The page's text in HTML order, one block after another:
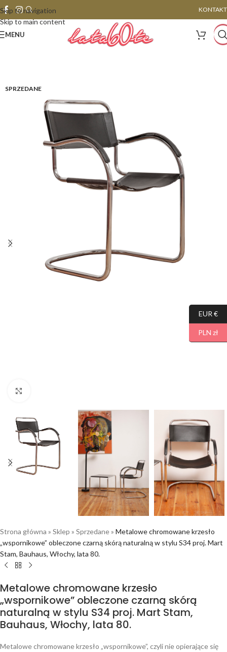
Skip to navigation
Skip to main content
KONTAKT
MENU
SPRZEDANE
Strona główna » Sklep » Sprzedane» Metalowe chromowane krzesło
„wspornikowe” obleczone czarną skórą naturalną w stylu S34 proj. Mart
Stam, Bauhaus, Włochy, lata 80.
Metalowe chromowane krzesło
„wspornikowe” obleczone czarną skórą
naturalną w stylu S34 proj. Mart Stam,
Bauhaus, Włochy, lata 80.
Metalowe chromowane krzesło „wspornikowe”, czyli nie opierające się
EUR €
PLN zł